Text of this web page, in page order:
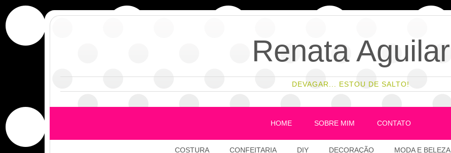
Renata Aguilar
DEVAGAR... ESTOU DE SALTO!
HOME SOBRE MIM CONTATO
COSTURA CONFEITARIA DIY DECORAÇÃO MODA E BELEZA